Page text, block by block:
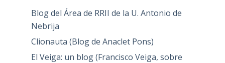
Blog del Área de RRII de la U. Antonio de
Nebrija
Clionauta (Blog de Anaclet Pons)
El Veiga: un blog (Francisco Veiga, sobre